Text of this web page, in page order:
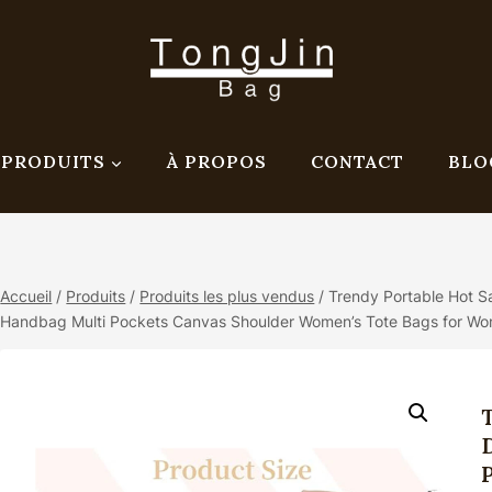
PRODUITS À PROPOS CONTACT
Accueil / Produits / Produits les plus vendus / Trendy Portable Hot
Handbag Multi Pockets Canvas Shoulder Women’s Tote Bags for